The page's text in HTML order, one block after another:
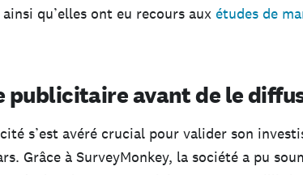
qu’elles ont eu recours aux études de
publicitaire avant de le
s’est avéré crucial pour valider son
Grâce à SurveyMonkey, la société a pu